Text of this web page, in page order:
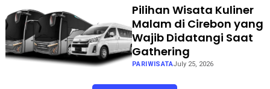
Pilihan Wisata Kuliner
Malam di Cirebon yang
Wajib Didatangi Saat
Gathering
PARIWISATAJuly 25, 2026